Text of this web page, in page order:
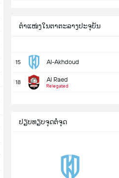
ຕຳແໜ່ງໃນຕາຕະລາງປະຈຸບັນ
15 Al-Akhdoud
18 Al Raed
Relegated
ປຽບທຽບຈຸດຕໍ່ຈຸດ